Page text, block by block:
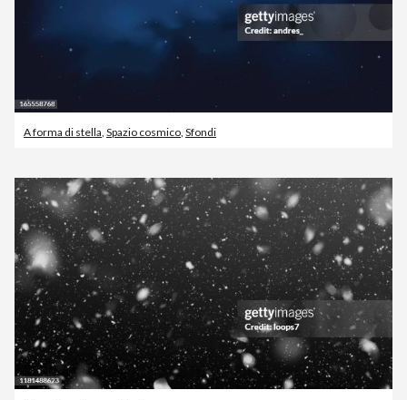
A forma di stella, Spazio cosmico, Sfondi